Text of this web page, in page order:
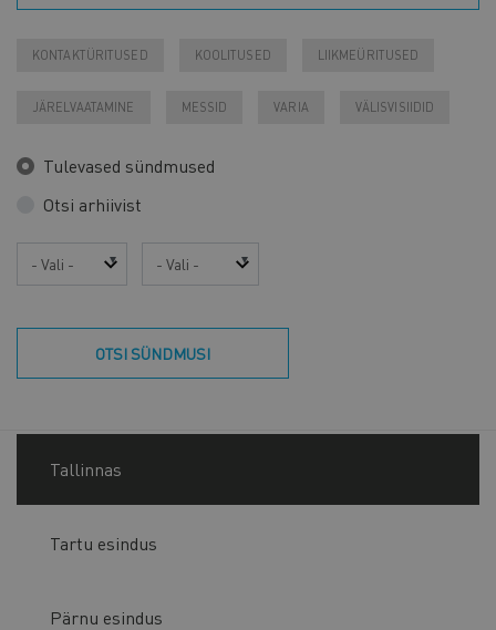
KONTAKTÜRITUSED KOOLITUSED LIIKMEÜRITUSED
JÄRELVAATAMINE MESSID VARIA VÄLISVISIIDID
Tulevased sündmused
Otsi arhiivist
Aasta Kuu
OTSI SÜNDMUSI
Tallinnas
Tartu esindus
Pärnu esindus